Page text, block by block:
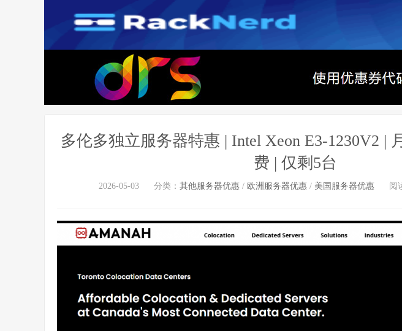
多伦多独立服务器特惠 | Intel Xeon E3-1230V2 |
费 | 仅剩5台
2026-05-03 分类： 其他服务器优惠 / 欧洲服务器优惠 / 美国服务器优惠 阅